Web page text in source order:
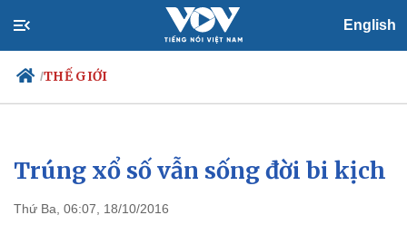
English
/THẾ GIỚI
Chính trị
Tổ chức nhân sự
Xã hội
Trúng xổ số vẫn sống đời bi kịch
Thứ Ba, 06:07, 18/10/2016